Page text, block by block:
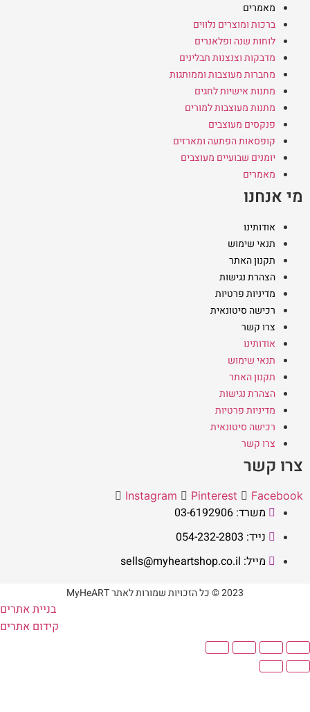
מאמרים
ברכות ומוצרים נלווים
לוחות שנה ופלאנרים
מדבקות וצנצנות תבלינים
מחברות מעוצבות וממותגות
מתנות אישיות לחגים
מתנות מעוצבות למורים
פנקסים מעוצבים
קופסאות הפתעה ומארזים
יומנים שבועיים מעוצבים
מאמרים
מי אנחנו
אודותינו
תנאי שימוש
תקנון האתר
הצהרת נגישות
מדיניות פרטיות
רכישה סיטונאית
צרו קשר
אודותינו
תנאי שימוש
תקנון האתר
הצהרת נגישות
מדיניות פרטיות
רכישה סיטונאית
צרו קשר
צרו קשר
Instagram Pinterest Facebook
משרד: 03-6192906
נייד: 054-232-2803
מייל: sells@myheartshop.co.il
2023 © כל הזכויות שמורות לאתר MyHeART
בניית אתרים
קידום אתרים